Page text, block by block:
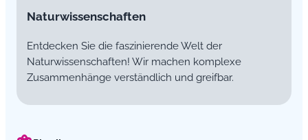
Naturwissenschaften
Entdecken Sie die faszinierende Welt der
Naturwissenschaften! Wir machen komplexe
Zusammenhänge verständlich und greifbar.